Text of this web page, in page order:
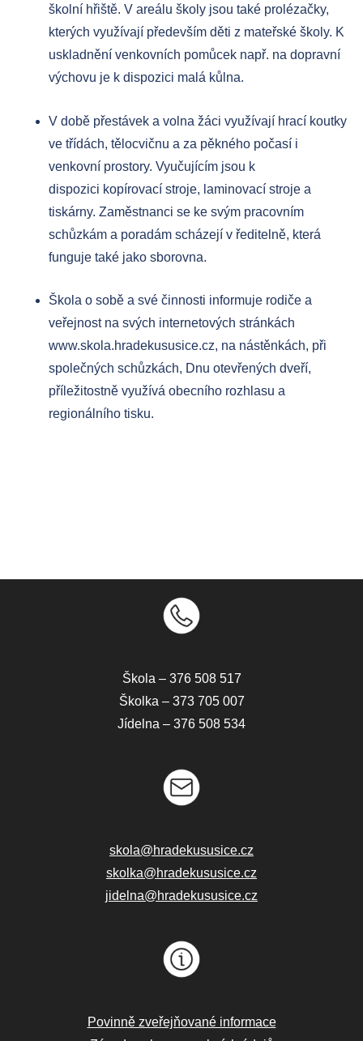
školní hřiště. V areálu školy jsou také prolézačky,
kterých využívají především děti z mateřské školy. K
uskladnění venkovních pomůcek např. na dopravní
výchovu je k dispozici malá kůlna.
V době přestávek a volna žáci využívají hrací koutky
ve třídách, tělocvičnu a za pěkného počasí i
venkovní prostory. Vyučujícím jsou k
dispozici kopírovací stroje, laminovací stroje a
tiskárny. Zaměstnanci se ke svým pracovním
schůzkám a poradám scházejí v ředitelně, která
funguje také jako sborovna.
Škola o sobě a své činnosti informuje rodiče a
veřejnost na svých internetových stránkách
www.skola.hradekususice.cz, na nástěnkách, při
společných schůzkách, Dnu otevřených dveří,
příležitostně využívá obecního rozhlasu a
regionálního tisku.
Škola – 376 508 517
Školka – 373 705 007
Jídelna – 376 508 534
skola@hradekususice.cz
skolka@hradekususice.cz
jidelna@hradekususice.cz
Povinně zveřejňované informace